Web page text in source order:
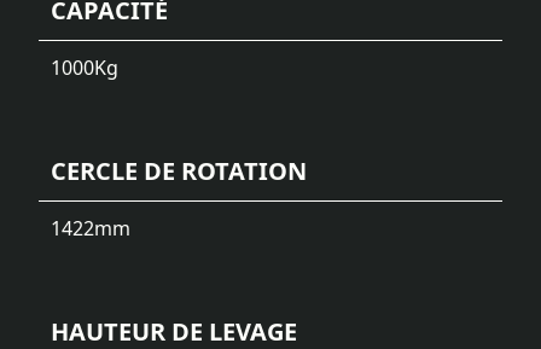
CAPACITÉ
1000Kg
CERCLE DE ROTATION
1422mm
HAUTEUR DE LEVAGE